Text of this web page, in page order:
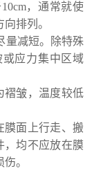
，通常就使
排列。
量减短。除特殊
应力集中区域
褶皱，温度较低
膜面上行走、搬
，均不应放在膜
。